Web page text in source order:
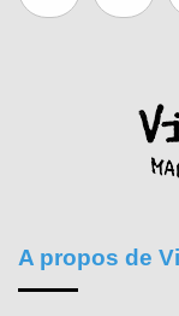
A propos de